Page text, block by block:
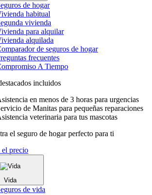
de hogar
habitual
vivienda
para alquilar
alquilada
de seguros de hogar
frecuentes
A Tiempo
incluidos
en menos de 3 horas para urgencias
de Manitas para pequeñas reparaciones
veterinaria para tus mascotas
el seguro de hogar perfecto para ti
el precio
Vida
de vida